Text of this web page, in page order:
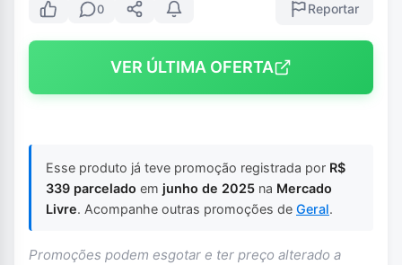
0 Reportar
VER ÚLTIMA OFERTA
Esse produto já teve promoção registrada por R$
339 parcelado em junho de 2025 na Mercado
Livre. Acompanhe outras promoções de Geral.
Promoções podem esgotar e ter preço alterado a